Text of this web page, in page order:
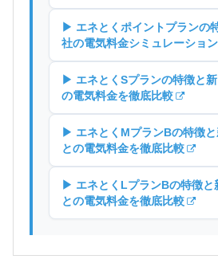
▶ エネとくポイントプランの
社の電気料金シミュレーション
▶ エネとくSプランの特徴と
の電気料金を徹底比較
▶ エネとくMプランBの特徴
との電気料金を徹底比較
▶ エネとくLプランBの特徴と
との電気料金を徹底比較